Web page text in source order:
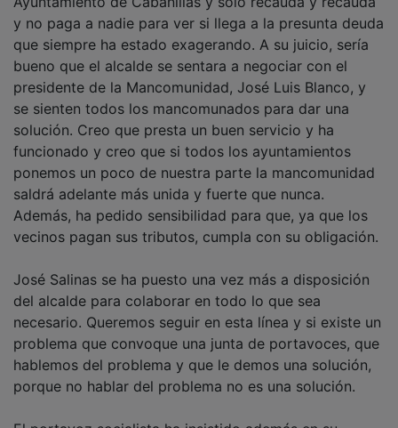
y no paga a nadie para ver si llega a la presunta deuda
que siempre ha estado exagerando. A su juicio, sería
bueno que el alcalde se sentara a negociar con el
presidente de la Mancomunidad, José Luis Blanco, y
se sienten todos los mancomunados para dar una
solución. Creo que presta un buen servicio y ha
funcionado y creo que si todos los ayuntamientos
ponemos un poco de nuestra parte la mancomunidad
saldrá adelante más unida y fuerte que nunca.
Además, ha pedido sensibilidad para que, ya que los
vecinos pagan sus tributos, cumpla con su obligación.
del alcalde para colaborar en todo lo que sea
necesario. Queremos seguir en esta línea y si existe un
problema que convoque una junta de portavoces, que
hablemos del problema y que le demos una solución,
porque no hablar del problema no es una solución.